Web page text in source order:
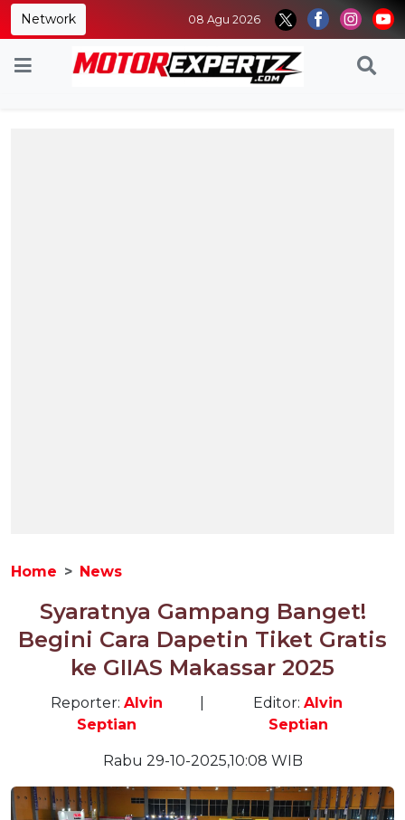
Network 08 Agu 2026
Home News
Syaratnya Gampang Banget!
Begini Cara Dapetin Tiket Gratis
ke GIIAS Makassar 2025
Reporter: Alvin
Septian
Editor:Alvin
Septian
Rabu 29-10-2025,10:08 WIB